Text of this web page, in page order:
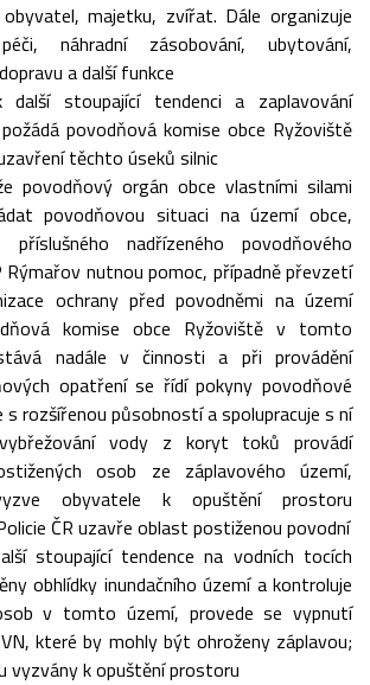
majetku, zvířat. Dále organizuje
náhradní zásobování, ubytování,
a další funkce
další stoupající tendenci a zaplavování
povodňová komise obce Ryžoviště
těchto úseků silnic
povodňový orgán obce vlastními silami
povodňovou situaci na území obce,
nadřízeného povodňového
Rýmařov nutnou pomoc, případně převzetí
ochrany před povodněmi na území
komise obce Ryžoviště v tomto
nadále v činnosti a při provádění
opatření se řídí pokyny povodňové
s rozšířenou působností a spolupracuje s ní
vody z koryt toků provádí
osob ze záplavového území,
obyvatele k opuštění prostoru
ČR uzavře oblast postiženou povodní
stoupající tendence na vodních tocích
obhlídky inundačního území a kontroluje
v tomto území, provede se vypnutí
které by mohly být ohroženy záplavou;
vyzvány k opuštění prostoru